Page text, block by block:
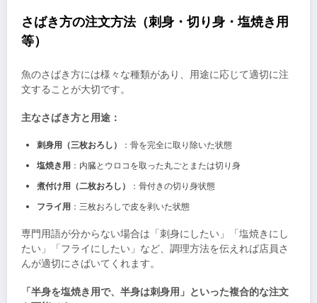
さばき方の注文方法（刺身・切り身・塩焼き用
等）
魚のさばき方には様々な種類があり、用途に応じて適切に注
文することが大切です。
主なさばき方と用途：
刺身用（三枚おろし）
：骨を完全に取り除いた状態
塩焼き用 ：内臓とウロコを取った丸ごとまたは切り身
煮付け用（二枚おろし）
：骨付きの切り身状態
フライ用 ：三枚おろしで皮を剥いた状態
専門用語が分からない場合は「刺身にしたい」「塩焼きにし
たい」「フライにしたい」など、調理方法を伝えれば店員さ
んが適切にさばいてくれます。
「半身を塩焼き用で、半身は刺身用」といった複合的な注文